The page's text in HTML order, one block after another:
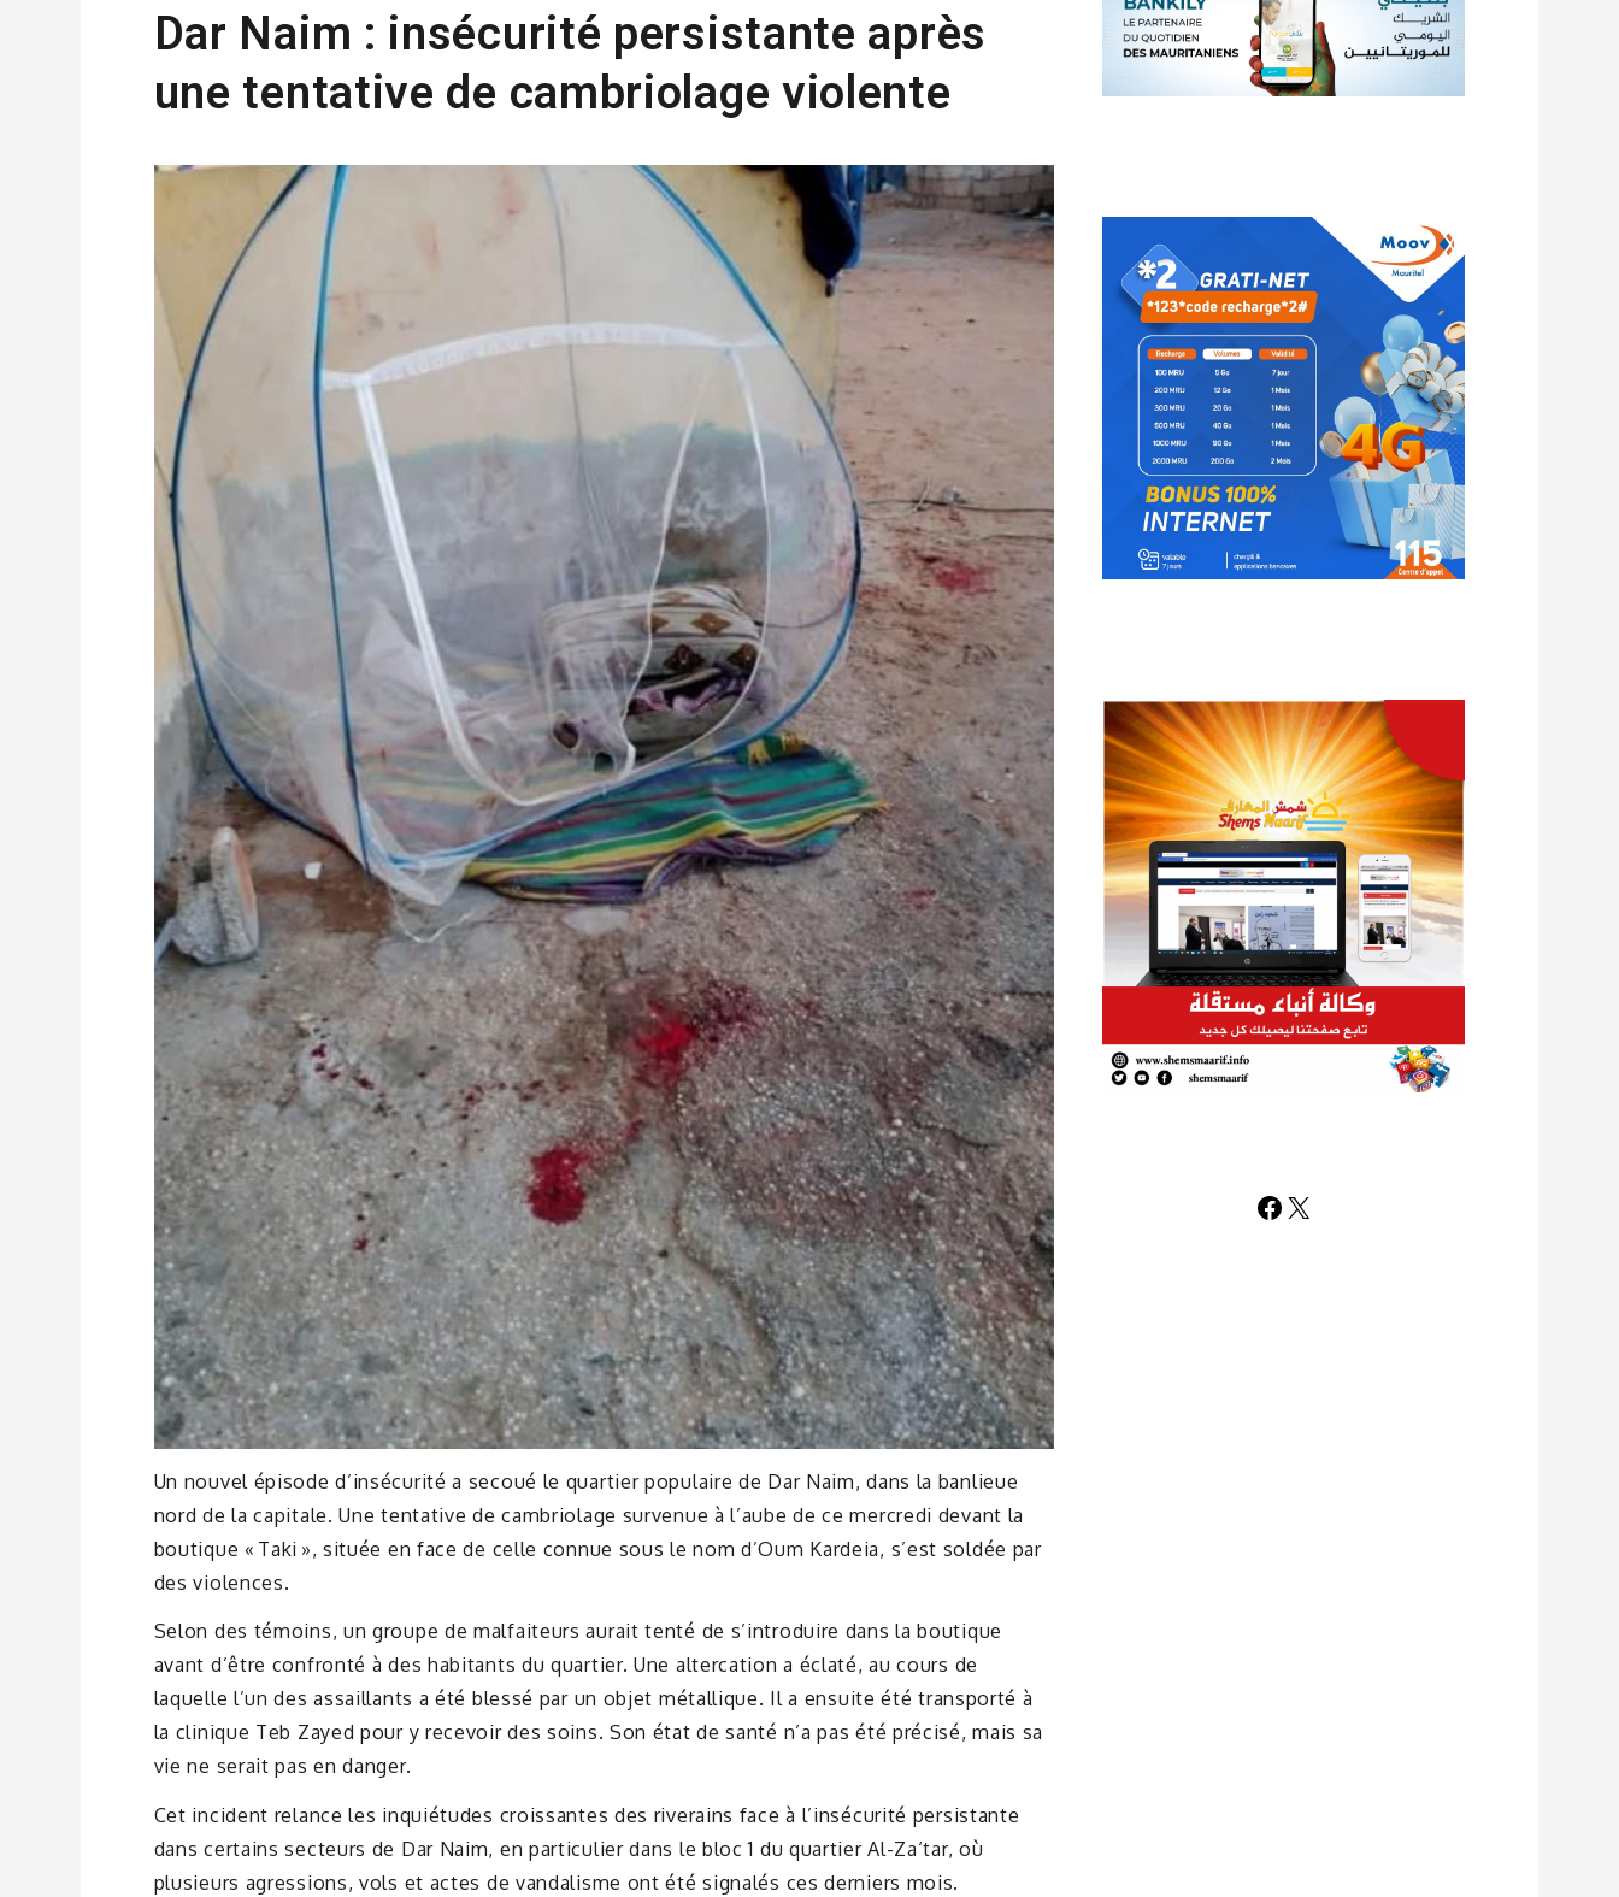
Dar Naim : insécurité persistante après
une tentative de cambriolage violente
Un nouvel épisode d’insécurité a secoué le quartier populaire de Dar Naim, dans la banlieue
nord de la capitale. Une tentative de cambriolage survenue à l’aube de ce mercredi devant la
boutique « Taki », située en face de celle connue sous le nom d’Oum Kardeia, s’est soldée par
des violences.
Selon des témoins, un groupe de malfaiteurs aurait tenté de s’introduire dans la boutique
avant d’être confronté à des habitants du quartier. Une altercation a éclaté, au cours de
laquelle l’un des assaillants a été blessé par un objet métallique. Il a ensuite été transporté à
la clinique Teb Zayed pour y recevoir des soins. Son état de santé n’a pas été précisé, mais sa
vie ne serait pas en danger.
Cet incident relance les inquiétudes croissantes des riverains face à l’insécurité persistante
dans certains secteurs de Dar Naim, en particulier dans le bloc 1 du quartier Al-Za‘tar, où
plusieurs agressions, vols et actes de vandalisme ont été signalés ces derniers mois.
Facebook
X